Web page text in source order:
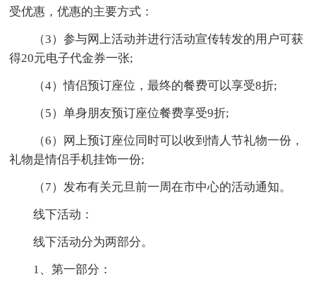
受优惠，优惠的主要方式：
（3）参与网上活动并进行活动宣传转发的用户可获
得20元电子代金券一张;
（4）情侣预订座位，最终的餐费可以享受8折;
（5）单身朋友预订座位餐费享受9折;
（6）网上预订座位同时可以收到情人节礼物一份，
礼物是情侣手机挂饰一份;
（7）发布有关元旦前一周在市中心的活动通知。
线下活动：
线下活动分为两部分。
1、第一部分：